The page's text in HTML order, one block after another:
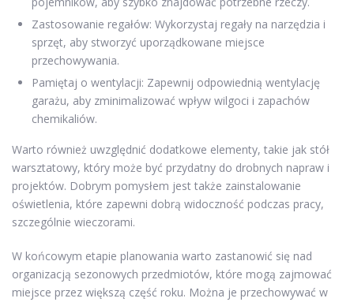
Zastosowanie regałów: Wykorzystaj regały na narzędzia i
sprzęt, aby stworzyć uporządkowane miejsce
przechowywania.
Pamiętaj o wentylacji: Zapewnij odpowiednią wentylację
garażu, aby zminimalizować wpływ wilgoci i zapachów
chemikaliów.
Warto również uwzględnić dodatkowe elementy, takie jak stół
warsztatowy, który może być przydatny do drobnych napraw i
projektów. Dobrym pomysłem jest także zainstalowanie
oświetlenia, które zapewni dobrą widoczność podczas pracy,
szczególnie wieczorami.
W końcowym etapie planowania warto zastanowić się nad
organizacją sezonowych przedmiotów, które mogą zajmować
miejsce przez większą część roku. Można je przechowywać w